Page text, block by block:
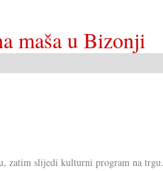
maša u Bizonji
zatim slijedi kulturni program na trgu.